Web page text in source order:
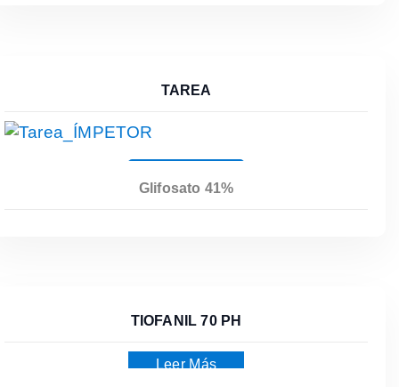
TAREA
Leer Más
Glifosato 41%
TIOFANIL 70 PH
Leer Más